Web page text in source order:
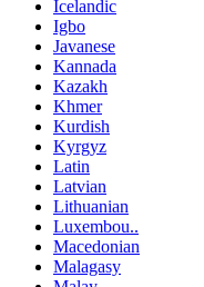
Icelandic
Igbo
Javanese
Kannada
Kazakh
Khmer
Kurdish
Kyrgyz
Latin
Latvian
Lithuanian
Luxembou..
Macedonian
Malagasy